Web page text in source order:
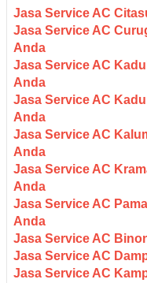
Jasa Service AC
Jasa Service AC
Anda
Jasa Service AC
Anda
Jasa Service AC
Anda
Jasa Service AC
Anda
Jasa Service AC
Anda
Jasa Service AC
Anda
Jasa Service AC
Jasa Service AC
Jasa Service AC